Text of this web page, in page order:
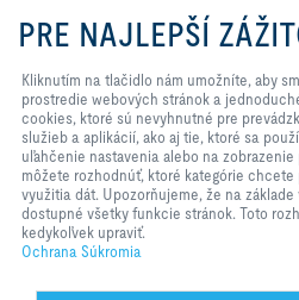
7:30 – 16:30
7:30 – 14:00
TROX NA SOCIÁLNYCH SIEŤACH
HOME Kontakty
umožníte, aby
optimálne
procesy.
sú
stránky a pre
služieb a
sa používajú
účely, na
alebo na
PRE NAJLEPŠÍ
Kliknutím na tlačidlo nám umožníte, aby
prostredie webových stránok a
cookies, ktoré sú nevyhnutné pre
služieb a aplikácií, ako aj tie, ktoré sa
uľahčenie nastavenia alebo na
môžete rozhodnúť, ktoré kategórie
využitia dát. Upozorňujeme, že na
dostupné všetky funkcie stránok. Toto
kedykoľvek upraviť.
Ochrana Súkromia